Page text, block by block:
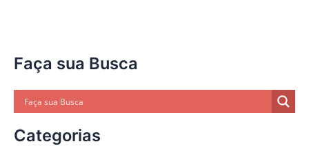
Faça sua Busca
Categorias